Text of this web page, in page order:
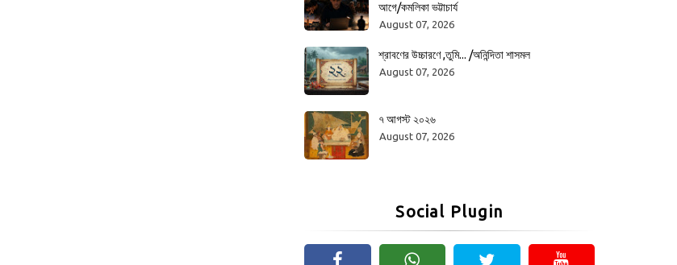
আগে/কমলিকা ভট্টাচার্য
August 07, 2026
শ্রাবণের উচ্চারণে ,তুমি... /অনিন্দিতা শাসমল
August 07, 2026
৭ আগস্ট ২০২৬
August 07, 2026
Social Plugin